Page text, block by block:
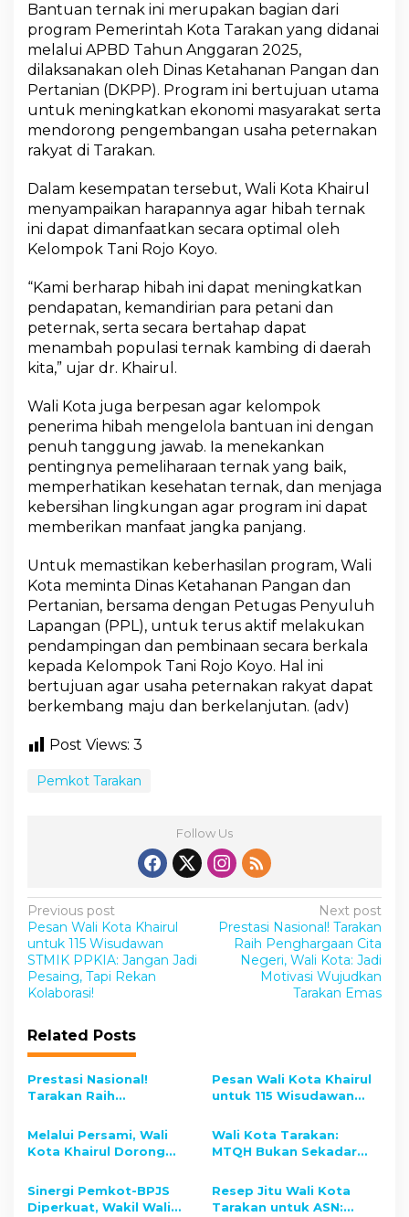
h
A
P
B
D
,
D
o
g
P
e
n
a
k
n
k
y
a
t
d
a
n
K
e
a
n
d
i
i
a
n
E
Bantuan ternak ini merupakan bagian dari
program Pemerintah Kota Tarakan yang didanai
melalui APBD Tahun Anggaran 2025,
dilaksanakan oleh Dinas Ketahanan Pangan dan
Pertanian (DKPP). Program ini bertujuan utama
untuk meningkatkan ekonomi masyarakat serta
mendorong pengembangan usaha peternakan
rakyat di Tarakan.
Dalam kesempatan tersebut, Wali Kota Khairul
menyampaikan harapannya agar hibah ternak
ini dapat dimanfaatkan secara optimal oleh
Kelompok Tani Rojo Koyo.
“Kami berharap hibah ini dapat meningkatkan
pendapatan, kemandirian para petani dan
peternak, serta secara bertahap dapat
menambah populasi ternak kambing di daerah
kita,” ujar dr. Khairul.
Wali Kota juga berpesan agar kelompok
penerima hibah mengelola bantuan ini dengan
penuh tanggung jawab. Ia menekankan
pentingnya pemeliharaan ternak yang baik,
memperhatikan kesehatan ternak, dan menjaga
kebersihan lingkungan agar program ini dapat
memberikan manfaat jangka panjang.
Untuk memastikan keberhasilan program, Wali
Kota meminta Dinas Ketahanan Pangan dan
Pertanian, bersama dengan Petugas Penyuluh
Lapangan (PPL), untuk terus aktif melakukan
pendampingan dan pembinaan secara berkala
kepada Kelompok Tani Rojo Koyo. Hal ini
bertujuan agar usaha peternakan rakyat dapat
berkembang maju dan berkelanjutan. (adv)
Post Views: 3
Pemkot Tarakan
Follow Us
P
o
s
t
a
v
i
a
i
Previous post
Pesan Wali Kota Khairul
untuk 115 Wisudawan
STMIK PPKIA: Jangan Jadi
Pesaing, Tapi Rekan
Kolaborasi!
Next post
Prestasi Nasional! Tarakan
Raih Penghargaan Cita
Negeri, Wali Kota: Jadi
Motivasi Wujudkan
Tarakan Emas
Related Posts
Prestasi Nasional!
Tarakan Raih
Negeri, Wali Kota: Jadi
Motivasi Wujudkan
Pesan Wali Kota Khairul
untuk 115 Wisudawan
Jadi Pesaing, Tapi Rekan
Kolaborasi!
Melalui Persami, Wali
Kota Khairul Dorong
Disiplin dan Cinta Tanah
Air
Wali Kota Tarakan:
MTQH Bukan Sekadar
Generasi Pecinta Quran
dan Hadist
Sinergi Pemkot-BPJS
Diperkuat, Wakil Wali
Resep Jitu Wali Kota
Tarakan untuk ASN: